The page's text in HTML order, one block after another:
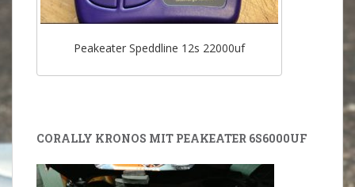
Peakeater Speddline 12s 22000uf
CORALLY KRONOS MIT PEAKEATER 6S6000UF